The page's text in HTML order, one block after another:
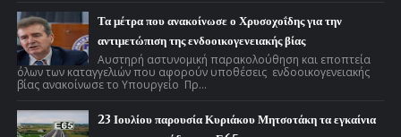
Τα μέτρα που ανακοίνωσε ο Χρυσοχοΐδης για την
αντιμετώπιση της ενδοοικογενειακής βίας
Αυστηρή αστυνομική παρακολούθηση και εποπτεία
όλων των καταγγελιών που αφορούν υποθέσεις ενδοοικογενειακής
βίας ανακοίνωσε το Υπουργείο Πρ...
23 Ιουλίου παρουσία Κυριάκου Μητσοτάκη τα εγκαίνια